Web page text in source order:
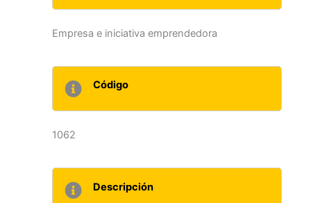
Empresa e iniciativa emprendedora
Código
1062
Descripción